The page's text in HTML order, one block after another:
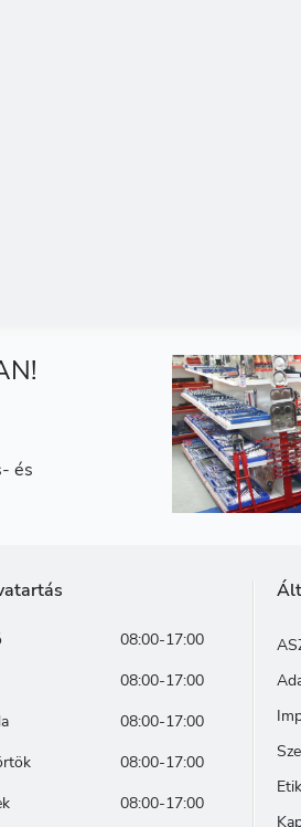
és
08:00-17:00
08:00-17:00
08:00-17:00
08:00-17:00
08:00-17:00